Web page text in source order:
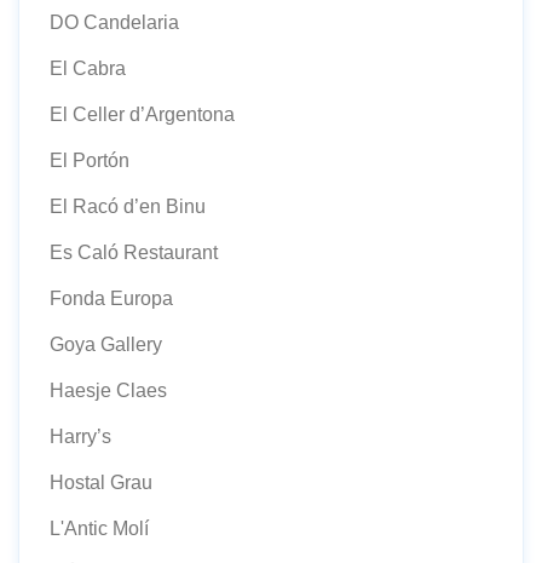
DO Candelaria
El Cabra
El Celler d’Argentona
El Portón
El Racó d’en Binu
Es Caló Restaurant
Fonda Europa
Goya Gallery
Haesje Claes
Harry’s
Hostal Grau
L'Antic Molí